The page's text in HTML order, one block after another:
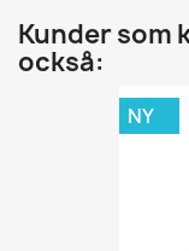
Kunder som
också:
NY